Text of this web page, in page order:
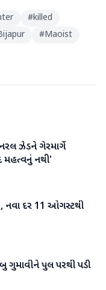
#killed
#Maoist
ઝેડને ગેરમાર્ગે
મહત્વનું નથી'
છે, નવા દર 11 ઓગસ્ટથી
ગુમાવીને પુલ પરથી પડી